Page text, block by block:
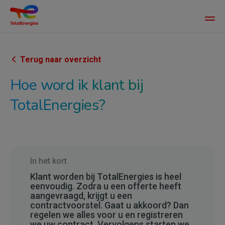
naar
inhoud
gaan
Main
Terug naar overzicht
Hoe word ik klant bij
TotalEnergies?
In het kort
Klant worden bij TotalEnergies is heel
eenvoudig. Zodra u een offerte heeft
aangevraagd, krijgt u een
contractvoorstel. Gaat u akkoord? Dan
regelen we alles voor u en registreren